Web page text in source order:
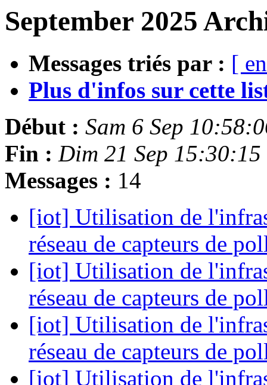
September 2025
Messages triés par : [
Plus d'infos sur cette
Début : Sam 6 Sep
Fin : Dim 21 Sep 15:30:15
Messages : 14
[iot] Utilisation de
réseau de capteurs de
[iot] Utilisation de
réseau de capteurs de
[iot] Utilisation de
réseau de capteurs de
[iot] Utilisation de